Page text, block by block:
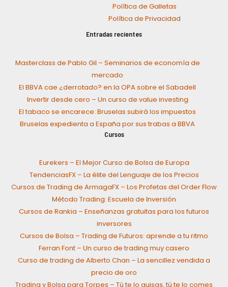
Política de Galletas
Política de Privacidad
Entradas recientes
Masterclass de Pablo Gil – Seminarios de economía de
mercado
El BBVA cae ¿derrotado? en la OPA sobre el Sabadell
Invertir desde cero – Un curso de value investing
El tabaco se encarece: Bruselas subirá los impuestos
Bruselas expedienta a España por sus trabas a BBVA
Cursos
Eurekers – El Mejor Curso de Bolsa de Europa
TendenciasFX – La élite del Lenguaje de los Precios
Cursos de Trading de ArmagaFX – Los Profetas del Order Flow
Método Trading: Escuela de Inversión
Cursos de Rankia – Enseñanzas gratuitas para los futuros
inversores
Cursos de Bolsa – Trading de Futuros: aprende a tu ritmo
Ferran Font – Un curso de trading muy casero
Curso de trading de Alberto Chan – La sencillez vendida a
precio de oro
Trading y Bolsa para Torpes – Tú te lo guisas, tú te lo comes